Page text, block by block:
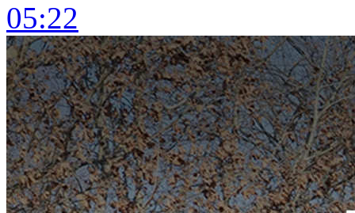
05:22